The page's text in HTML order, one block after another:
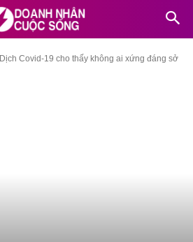
Dịch Covid-19 cho thấy không ai xứng đáng sở